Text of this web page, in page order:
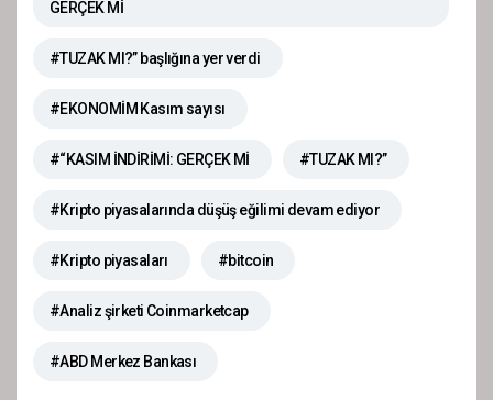
GERÇEK Mİ
#TUZAK MI?” başlığına yer verdi
#EKONOMİM Kasım sayısı
#“KASIM İNDİRİMİ: GERÇEK Mİ #TUZAK MI?”
#Kripto piyasalarında düşüş eğilimi devam ediyor
#Kripto piyasaları #bitcoin
#Analiz şirketi Coinmarketcap
#ABD Merkez Bankası